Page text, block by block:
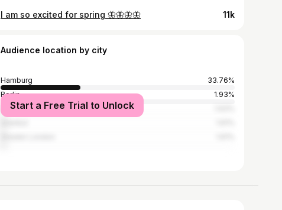
I am so excited for spring 🦋🦋🦋🦋 11k
Audience location by city
Hamburg
33.76%
Berlin
1.93%
Paris
Start a Free Trial to Unlock